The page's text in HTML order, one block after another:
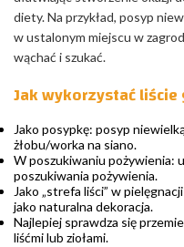
diety. Na przykład, posyp
w ustalonym miejscu w
wąchać i szukać.
Jak wykorzystać liście
Jako posypkę: posyp
żłobu/worka na siano.
W poszukiwaniu pożywienia:
poszukiwania pożywienia.
Jako „strefa liści” w
jako naturalna dekoracja.
Najlepiej sprawdza się
liśćmi lub ziołami.